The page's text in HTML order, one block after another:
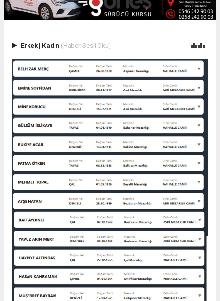
Erkek| Kadın (Haberi Sesli Oku)